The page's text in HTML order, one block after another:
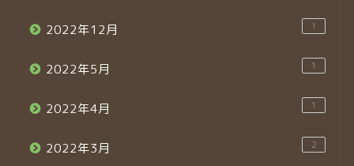
2022年12月 1
2022年5月 1
2022年4月 1
2022年3月 2